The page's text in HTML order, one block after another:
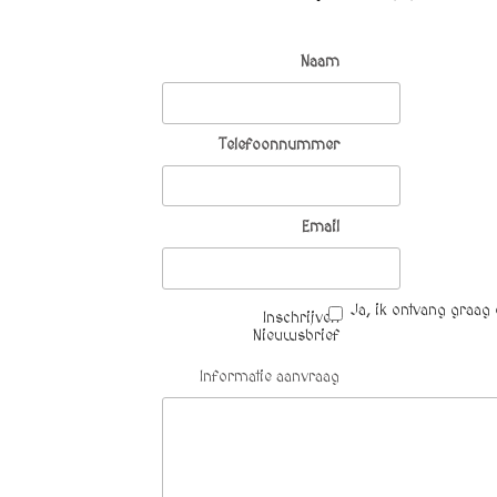
Naam
Telefoonnummer
Email
Inschrijven
Nieuwsbrief
Ja, ik ontvang
Informatie aanvraag